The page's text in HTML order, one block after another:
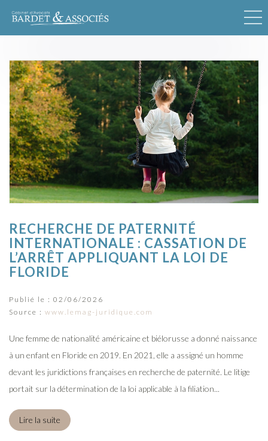
RECHERCHE DE PATERNITÉ
INTERNATIONALE : CASSATION DE
L’ARRÊT APPLIQUANT LA LOI DE
FLORIDE
Publié le : 02/06/2026
Source : www.lemag-juridique.com
Une femme de nationalité américaine et biélorusse a donné naissance
à un enfant en Floride en 2019. En 2021, elle a assigné un homme
devant les juridictions françaises en recherche de paternité. Le litige
portait sur la détermination de la loi applicable à la filiation...
Lire la suite